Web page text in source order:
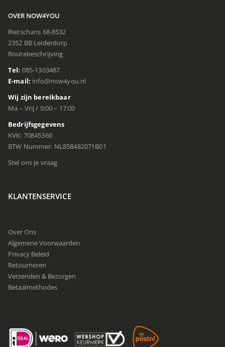
OVER NOW4YOU
Rietschans 68-8532
2352 BB Leiderdorp
Routebeschrijving
Tel: 085-1303487
E-mail: info@now4you.nl
Wij zijn bereikbaar
Ma – Vrij / 9:00 – 17:00
Bedrijfsgegevens
KVK: 70845360
BTW Nummer: NL858482071B01
Stel ons je vraag
KLANTENSERVICE
Over Ons
Algemene Voorwaarden
Privacy Beleid
Retourneren
Verzenden & Bezorgen
Betaalmethodes